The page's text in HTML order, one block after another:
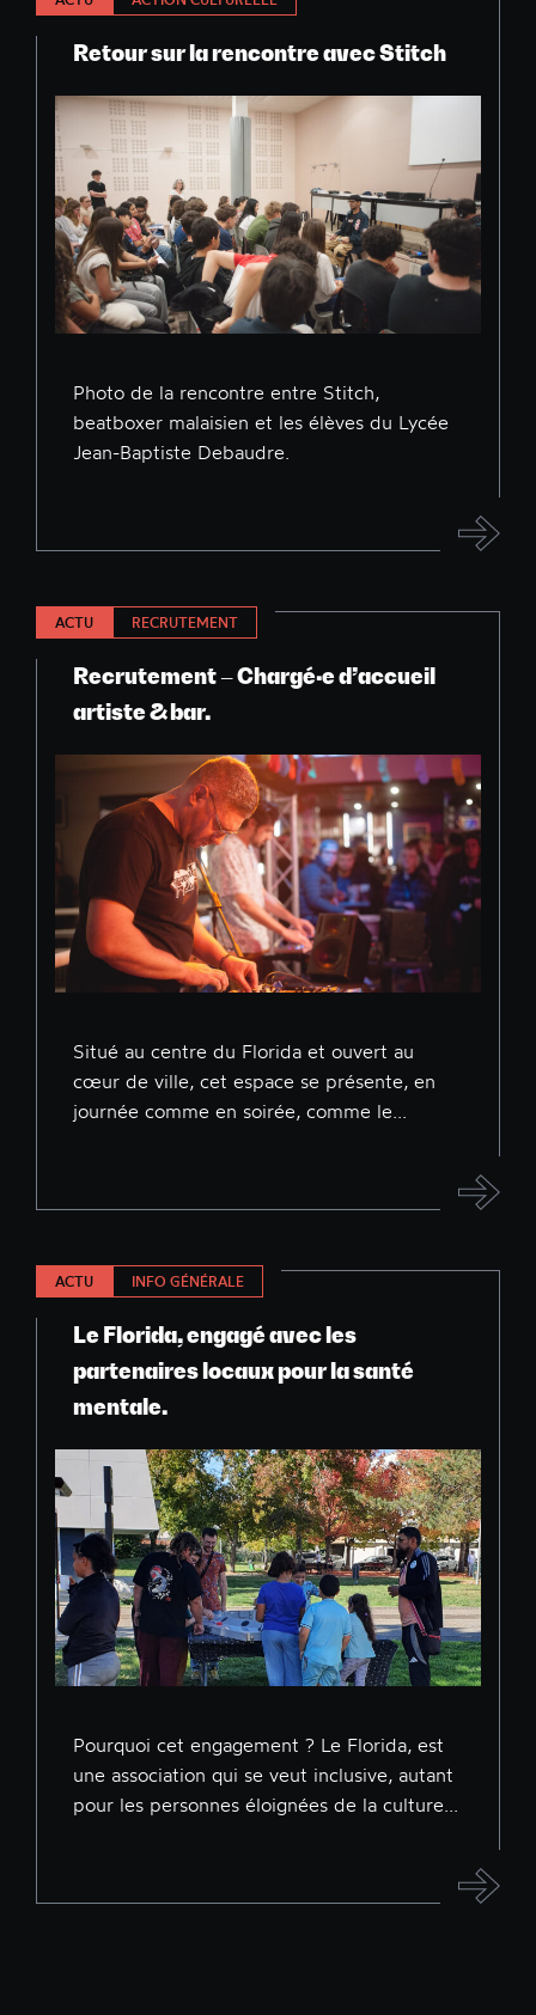
Retour sur la rencontre avec Stitch
Photo de la rencontre entre Stitch,
beatboxer malaisien et les élèves du Lycée
Jean-Baptiste Debaudre.
ACTU RECRUTEMENT
Recrutement – Chargé·e d’accueil
artiste & bar.
Situé au centre du Florida et ouvert au
cœur de ville, cet espace se présente, en
journée comme en soirée, comme le...
ACTU INFO GÉNÉRALE
Le Florida, engagé avec les
partenaires locaux pour la santé
mentale.
Pourquoi cet engagement ? Le Florida, est
une association qui se veut inclusive, autant
pour les personnes éloignées de la culture...